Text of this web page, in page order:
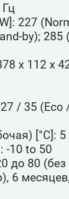
227
by);
x 112 x
/ 35
[°C]:
-10 to 50
до 80
6